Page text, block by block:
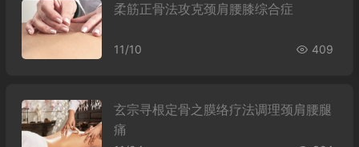
柔筋正骨法攻克颈肩腰膝综合症
11/10 409
玄宗寻根定骨之膜络疗法调理颈肩腰腿
痛